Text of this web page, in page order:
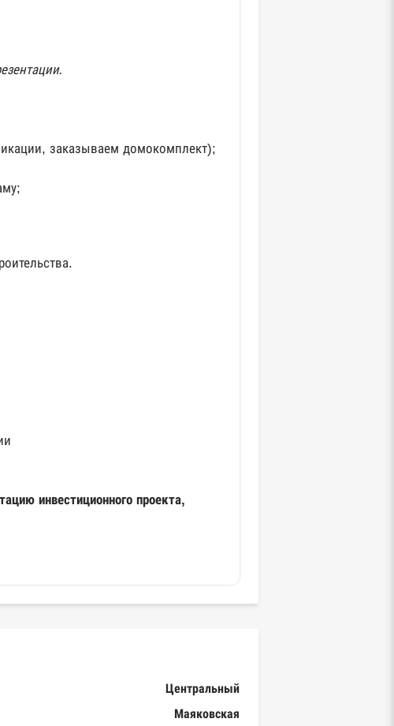
заказываем домокомплект);
инвестиционного проекта,
Центральный
Маяковская